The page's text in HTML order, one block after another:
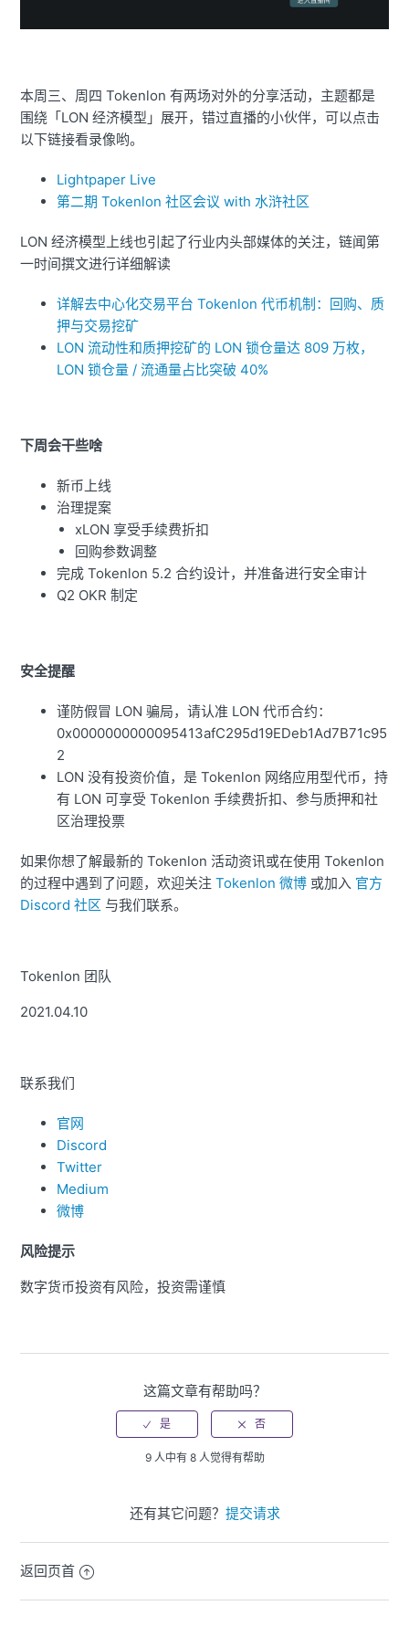
本周三、周四 Tokenlon 有两场对外的分享活动，主题都是
围绕「LON 经济模型」展开，错过直播的小伙伴，可以点击
以下链接看录像哟。
Lightpaper Live
第二期 Tokenlon 社区会议 with 水浒社区
LON 经济模型上线也引起了行业内头部媒体的关注，链闻第
一时间撰文进行详细解读
详解去中心化交易平台 Tokenlon 代币机制：回购、质
押与交易挖矿
LON 流动性和质押挖矿的 LON 锁仓量达 809 万枚，
LON 锁仓量 / 流通量占比突破 40%
下周会干些啥
新币上线
治理提案
xLON 享受手续费折扣
回购参数调整
完成 Tokenlon 5.2 合约设计，并准备进行安全审计
Q2 OKR 制定
安全提醒
谨防假冒 LON 骗局，请认准 LON 代币合约：
0x0000000000095413afC295d19EDeb1Ad7B71c95
2
LON 没有投资价值，是 Tokenlon 网络应用型代币，持
有 LON 可享受 Tokenlon 手续费折扣、参与质押和社
区治理投票
如果你想了解最新的 Tokenlon 活动资讯或在使用 Tokenlon
的过程中遇到了问题，欢迎关注Tokenlon 微博 或加入 官方
Discord 社区 与我们联系。
Tokenlon 团队
2021.04.10
联系我们
官网
Discord
Twitter
Medium
微博
风险提示
数字货币投资有风险，投资需谨慎
这篇文章有帮助吗？
9 人中有 8 人觉得有帮助
还有其它问题？ 提交请求
返回页首